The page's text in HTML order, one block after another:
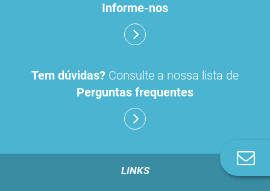
Informe-nos
Tem dúvidas? Consulte a nossa lista de
Perguntas frequentes
LINKS